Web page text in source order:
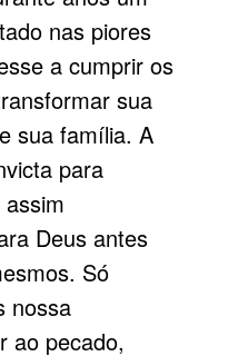
nas piores
a cumprir os
sua
sua família. A
para
Deus antes
Só
nossa
ao pecado,